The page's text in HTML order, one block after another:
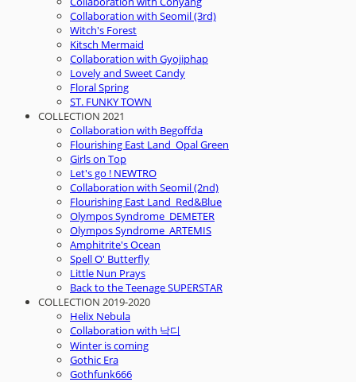
Collaboration with Seomil (3rd)
Witch's Forest
Kitsch Mermaid
Collaboration with Gyojiphap
Lovely and Sweet Candy
Floral Spring
ST. FUNKY TOWN
COLLECTION 2021
Collaboration with Begoffda
Flourishing East Land_Opal Green
Girls on Top
Let's go ! NEWTRO
Collaboration with Seomil (2nd)
Flourishing East Land_Red&Blue
Olympos Syndrome_DEMETER
Olympos Syndrome_ARTEMIS
Amphitrite's Ocean
Spell O' Butterfly
Little Nun Prays
Back to the Teenage SUPERSTAR
COLLECTION 2019-2020
Helix Nebula
Collaboration with 낙디
Winter is coming
Gothic Era
Gothfunk666